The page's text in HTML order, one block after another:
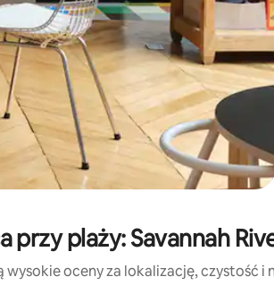
przy plaży: Savannah
oceny za lokalizację, czystość i